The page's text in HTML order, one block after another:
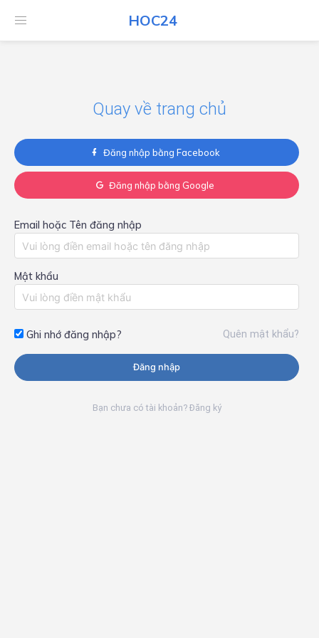
HOC24
HOC24
Quay về trang chủ
Đăng nhập bằng Facebook
Đăng nhập bằng Google
Email hoặc Tên đăng nhập
Mật khẩu
Ghi nhớ đăng nhập? Quên mật khẩu?
Đăng nhập
Bạn chưa có tài khoản? Đăng ký